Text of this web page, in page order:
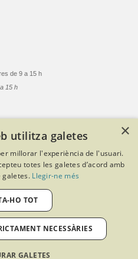
de 9 a 15 h
15 h
Avís legal
Política de qualitat
amb Softeng Portal Builder
×
utilitza galetes
millorar l'experiència de l'usuari.
totes les galetes d’acord amb
galetes. Llegir-ne més
HO TOT
NECESSÀRIES
GALETES